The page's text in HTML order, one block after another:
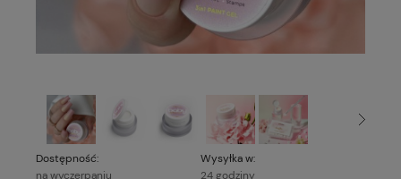
Dostępność:
na wyczerpaniu
Wysyłka w:
24 godziny